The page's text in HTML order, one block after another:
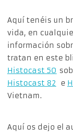
Aquí tenéis un
vida, en
información
tratan en este
Histocast 50
Histocast 82
e
Vietnam.
Aquí os dejo el